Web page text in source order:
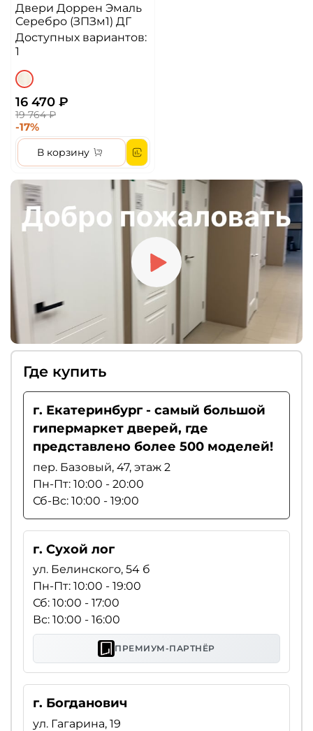
Двери Доррен Эмаль
Серебро (ЗПЗм1) ДГ
Доступных вариантов:
1
16 470 ₽
19 764 ₽
-17%
В корзину
Где купить
г. Екатеринбург - самый большой
гипермаркет дверей, где
представлено более 500 моделей!
пер. Базовый, 47, этаж 2
Пн-Пт: 10:00 - 20:00
Сб-Вс: 10:00 - 19:00
г. Сухой лог
ул. Белинского, 54 б
Пн-Пт: 10:00 - 19:00
Сб: 10:00 - 17:00
Вс: 10:00 - 16:00
ПРЕМИУМ-ПАРТНЁР
г. Богданович
ул. Гагарина, 19